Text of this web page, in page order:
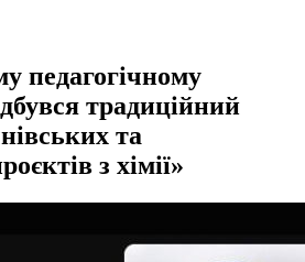
педагогічному
традиційний
та
з хімії»